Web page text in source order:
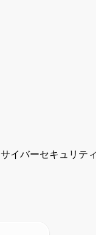
イバーセキュリテ